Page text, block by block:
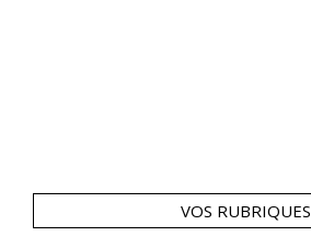
VOS RUBRIQUES